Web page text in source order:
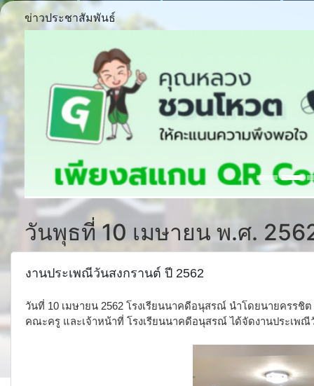
ข่าวประชาสัมพันธ์
Previous
วันพุธที่ 10 เมษายน พ.ศ.
งานประเพณีวันสงกรานต์ ปี 2562
วันที่ 10 เมษายน 2562 โรงเรียนนาคดีอนุสรณ์ นำโดยนายครร
คณะครู และเจ้าหน้าที่ โรงเรียนนาคดีอนุสรณ์ ได้จัดงานประเพ